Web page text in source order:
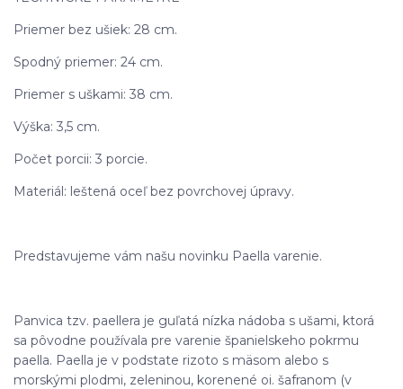
Priemer bez ušiek: 28 cm.
Spodný priemer: 24 cm.
Priemer s uškami: 38 cm.
Výška: 3,5 cm.
Počet porcii: 3 porcie.
Materiál: leštená oceľ bez povrchovej úpravy.
Predstavujeme vám našu novinku Paella varenie.
Panvica tzv. paellera je guľatá nízka nádoba s ušami, ktorá
sa pôvodne používala pre varenie španielskeho pokrmu
paella. Paella je v podstate rizoto s mäsom alebo s
morskými plodmi, zeleninou, korenené oi. šafranom (v